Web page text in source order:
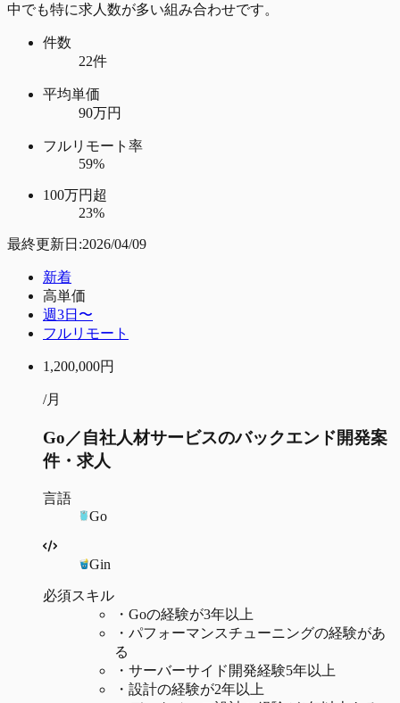
中でも特に求人数が多い組み合わせです。
件数
22件
平均単価
90万円
フルリモート率
59%
100万円超
23%
最終更新日:2026/04/09
新着
高単価
週3日〜
フルリモート
1,200,000円
/月
Go／自社人材サービスのバックエンド開発案
件・求人
言語
Go
Gin
必須スキル
・ Goの経験が3年以上
・ パフォーマンスチューニングの経験があ
る
・ サーバーサイド開発経験5年以上
・ 設計の経験が2年以上